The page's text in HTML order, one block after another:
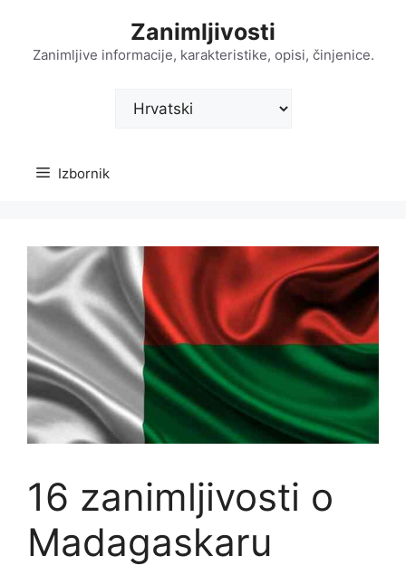
sadržaj
Zanimljivosti
Zanimljive informacije, karakteristike, opisi, činjenice.
Odaberite
Izbornik
16 zanimljivosti o
Madagaskaru